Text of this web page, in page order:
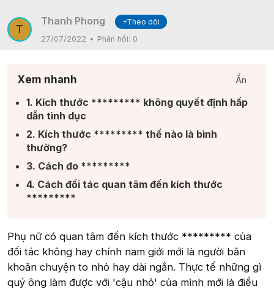
T
Thanh Phong
+Theo dõi
27/07/2022
Phản hồi: 0
Xem nhanh Ẩn
1. Kích thước ********* không quyết định hấp
dẫn tình dục​
2. Kích thước ********* thế nào là bình
thường?​
3. Cách đo *********​
4. Cách đối tác quan tâm đến kích thước
*********​
Phụ nữ có quan tâm đến kích thước ********* của
đối tác không hay chính nam giới mới là người băn
khoăn chuyện to nhỏ hay dài ngắn. Thực tế những gì
quý ông làm được với 'cậu nhỏ' của mình mới là điều